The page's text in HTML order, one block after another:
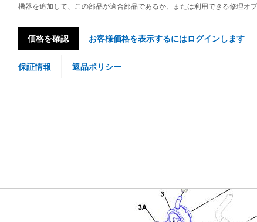
機器を追加して、この部品が適合部品であるか、または利用できる修理オ
価格を確認 お客様価格を表示するにはログインします
保証情報 返品ポリシー